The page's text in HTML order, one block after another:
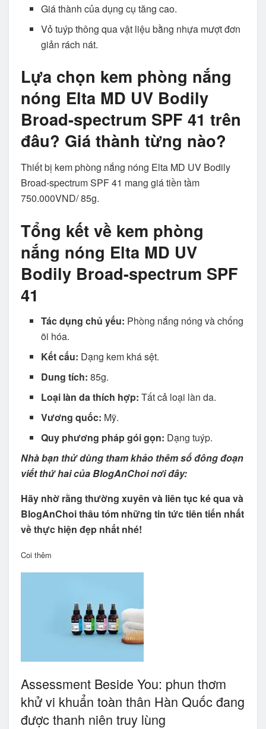
Giá thành của dụng cụ tăng cao.
Vỏ tuýp thông qua vật liệu bằng nhựa mượt đơn
giản rách nát.
Lựa chọn kem phòng nắng
nóng Elta MD UV Bodily
Broad-spectrum SPF 41 trên
đâu? Giá thành từng nào?
Thiết bị kem phòng nắng nóng Elta MD UV Bodily
Broad-spectrum SPF 41 mang giá tiền tầm
750.000VND/ 85g.
Tổng kết về kem phòng
nắng nóng Elta MD UV
Bodily Broad-spectrum SPF
41
Tác dụng chủ yếu: Phòng nắng nóng và chống
õi hóa.
Kết cấu: Dạng kem khá sệt.
Dung tích: 85g.
Loại làn da thích hợp: Tất cả loại làn da.
Vương quốc: Mỹ.
Quy phương pháp gói gọn: Dạng tuýp.
Nhà bạn thử dùng tham khảo thêm số đông đoạn
viết thứ hai của BlogAnChoi nơi đây:
Hãy nhờ rằng thường xuyên và liên tục ké qua và
BlogAnChoi thâu tóm những tin tức tiên tiến nhất
về thực hiện đẹp nhất nhé!
Coi thêm
Assessment Beside You: phun thơm
khử vi khuẩn toàn thân Hàn Quốc đang
được thanh niên truy lùng